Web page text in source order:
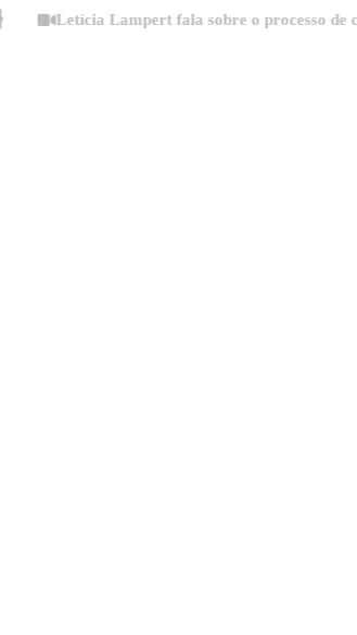
Letícia Lampert fala sobre o processo de criação